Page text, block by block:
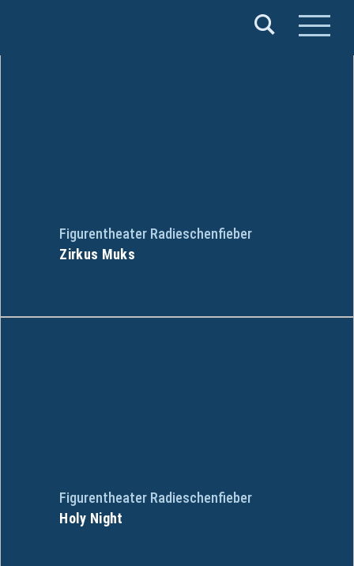
Figurentheater Radieschenfieber
Zirkus Muks
Figurentheater Radieschenfieber
Holy Night